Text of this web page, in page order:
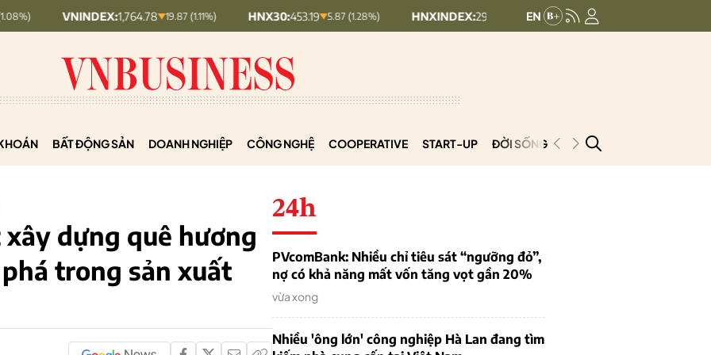
1,764.78 19.87 (1.11%) HNX30: 453.19 5.87 (1.28%) HNXINDEX: 292.64 8.56 (2.84%) UPCOMINDEX:
BẤT ĐỘNG SẢN DOANH NGHIỆP CÔNG NGHỆ COOPERATIVE START-UP ĐỜI SỐNG PODCAST
dựng quê hương
trong sản xuất
24h
PVcomBank: Nhiều chỉ tiêu sát “ngưỡng đỏ”,
nợ có khả năng mất vốn tăng vọt gần 20%
vừa xong
Nhiều 'ông lớn' công nghiệp Hà Lan đang tìm